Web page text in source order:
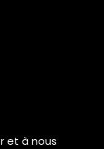
et à nous